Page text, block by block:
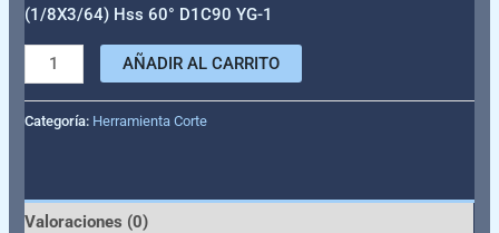
(1/8X3/64) Hss 60° D1C90 YG-1
AÑADIR AL CARRITO
Categoría: Herramienta Corte
Valoraciones (0)